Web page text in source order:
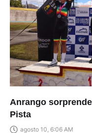
Anrango
Pista
agosto 10, 6:06 AM